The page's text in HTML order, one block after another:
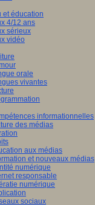
et éducation
4/12 ans
sérieux
vidéo
orale
vivantes
informationnelles
des médias
aux médias
et nouveaux médias
numérique
responsable
numérique
sociaux